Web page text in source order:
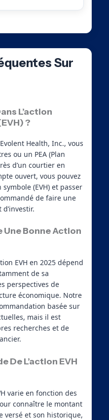
Sur
L’action
?
Health, Inc., vous
ou un PEA (Plan
d’un courtier en
ouvert, vous pouvez
(EVH) et passer
de faire une
Une Bonne Action
EVH en 2025 dépend
de sa
perspectives de
économique. Notre
basée sur
mais il est
recherches et de
De L’action EVH
varie en fonction des
connaître le montant
versé et son historique,